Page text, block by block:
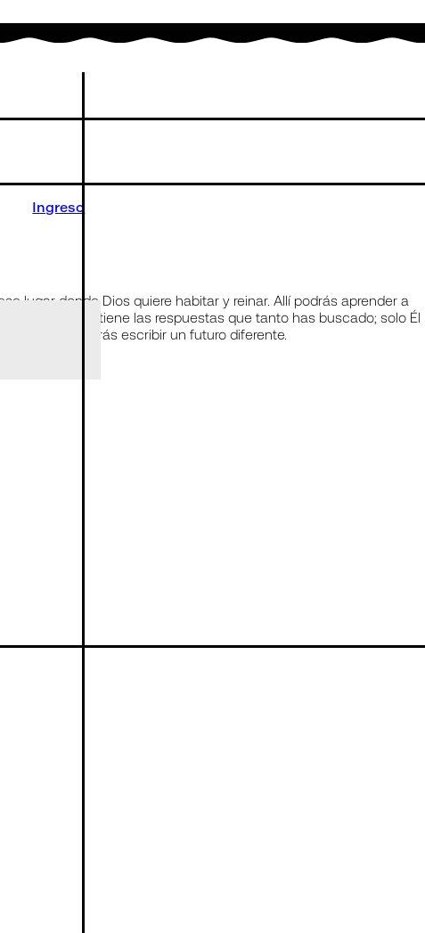
Ingreso
lugar donde Dios quiere habitar y reinar. Allí podrás aprender a
Solamente Él tiene las respuestas que tanto has buscado; solo Él
solo en Él podrás escribir un futuro diferente.